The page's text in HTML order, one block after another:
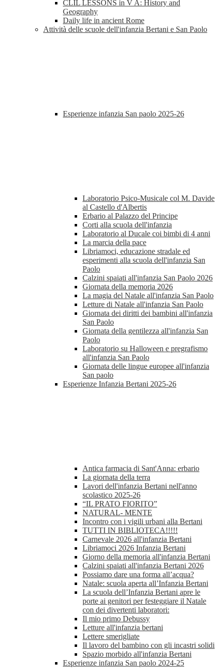
CLIL LESSONS in V A: History and
Geography
Daily life in ancient Rome
Attività delle scuole dell'infanzia Bertani e San Paolo
Esperienze infanzia San paolo 2025-26
Laboratorio Psico-Musicale col M. Davide
al Castello d'Albertis
Erbario al Palazzo del Principe
Corti alla scuola dell'infanzia
Laboratorio al Ducale coi bimbi di 4 anni
La marcia della pace
Libriamoci, educazione stradale ed
esperimenti alla scuola dell'infanzia San
Paolo
Calzini spaiati all'infanzia San Paolo 2026
Giornata della memoria 2026
La magia del Natale all'infanzia San Paolo
Letture di Natale all'infanzia San Paolo
Giornata dei diritti dei bambini all'infanzia
San Paolo
Giornata della gentilezza all'infanzia San
Paolo
Laboratorio su Halloween e pregrafismo
all'infanzia San Paolo
Giornata delle lingue europee all'infanzia
San paolo
Esperienze Infanzia Bertani 2025-26
Antica farmacia di Sant'Anna: erbario
La giornata della terra
Lavori dell'infanzia Bertani nell'anno
scolastico 2025-26
“IL PRATO FIORITO”
NATURAL- MENTE
Incontro con i vigili urbani alla Bertani
TUTTI IN BIBLIOTECA!!!!!
Carnevale 2026 all'infanzia Bertani
Libriamoci 2026 Infanzia Bertani
Giorno della memoria all'infanzia Bertani
Calzini spaiati all'infanzia Bertani 2026
Possiamo dare una forma all’acqua?
Natale: scuola aperta all’Infanzia Bertani
La scuola dell’Infanzia Bertani apre le
porte ai genitori per festeggiare il Natale
con dei divertenti laboratori:
Il mio primo Debussy
Letture all'infanzia bertani
Lettere smerigliate
Il lavoro del bambino con gli incastri solidi
Spazio morbido all'infanzia Bertani
Esperienze infanzia San paolo 2024-25